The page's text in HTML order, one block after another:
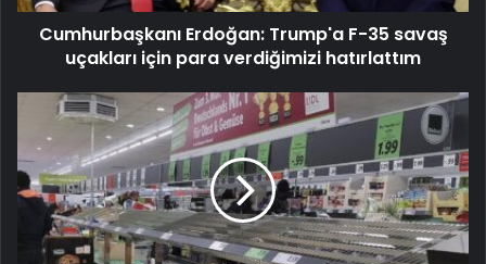
Cumhurbaşkanı Erdoğan: Trump'a F-35 savaş
uçakları için para verdiğimizi hatırlattım